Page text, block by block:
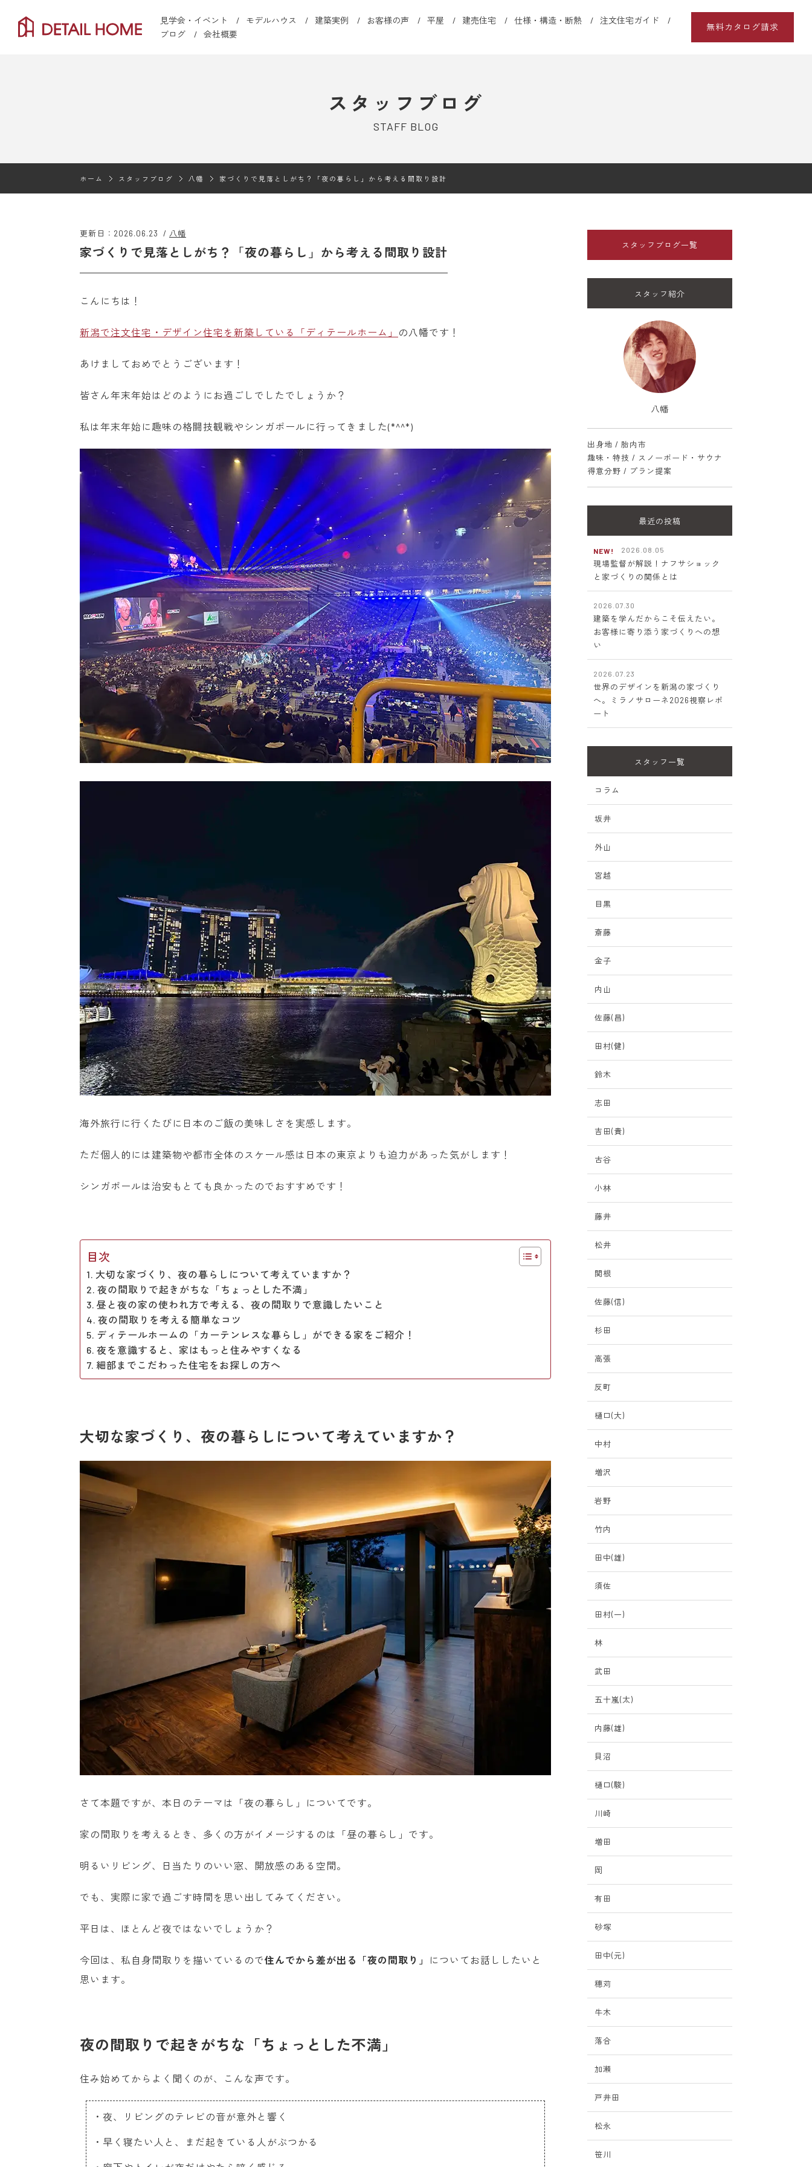
見学会・イベント モデルハウス 建築実例 お客様の声 平屋 建売住宅 仕様・構造・断熱
注文住宅ガイド
ブログ
会社概要
無料カタログ請求
スタッフブログ
STAFF BLOG
ホーム スタッフブログ 八幡 家づくりで見落としがち？「夜の暮らし」から考える間取り設計
更新日：2026.06.23 / 八幡
家づくりで見落としがち？「夜の暮らし」から考える間取り設計
こんにちは！
新潟で注文住宅・デザイン住宅を新築している「ディテールホーム」 の八幡です！
あけましておめでとうございます！
皆さん年末年始はどのようにお過ごしでしたでしょうか？
私は年末年始に趣味の格闘技観戦やシンガポールに行ってきました(*^^*)
海外旅行に行くたびに日本のご飯の美味しさを実感します。
ただ個人的には建築物や都市全体のスケール感は日本の東京よりも迫力があった気がします！
シンガポールは治安もとても良かったのでおすすめです！
目次
大切な家づくり、夜の暮らしについて考えていますか？
夜の間取りで起きがちな「ちょっとした不満」
昼と夜の家の使われ方で考える、夜の間取りで意識したいこと
夜の間取りを考える簡単なコツ
ディテールホームの「カーテンレスな暮らし」ができる家をご紹介！
夜を意識すると、家はもっと住みやすくなる
細部までこだわった住宅をお探しの方へ
大切な家づくり、夜の暮らしについて考えていますか？
さて本題ですが、本日のテーマは「夜の暮らし」についてです。
家の間取りを考えるとき、多くの方がイメージするのは「昼の暮らし」です。
明るいリビング、日当たりのいい窓、開放感のある空間。
でも、実際に家で過ごす時間を思い出してみてください。
平日は、ほとんど夜ではないでしょうか？
今回は、私自身間取りを描いているので住んでから差が出る「夜の間取り」
についてお話ししたいと
思います。
夜の間取りで起きがちな「ちょっとした不満」
住み始めてからよく聞くのが、こんな声です。
・夜、リビングのテレビの音が意外と響く
・早く寝たい人と、まだ起きている人がぶつかる
スタッフブログ一覧
スタッフ紹介
八幡
出身地 / 胎内市
趣味・特技 / スノーボード・サウナ
得意分野 / プラン提案
最近の投稿
NEW! 2026.08.05
現場監督が解説！ナフサショック
と家づくりの関係とは
2026.07.30
建築を学んだからこそ伝えたい。
お客様に寄り添う家づくりへの想
い
2026.07.23
世界のデザインを新潟の家づくり
へ。ミラノサローネ2026視察レポ
ート
スタッフ一覧
コラム
坂井
外山
宮越
目黒
斎藤
金子
内山
佐藤(昌)
田村(健)
鈴木
志田
吉田(貴)
古谷
小林
藤井
松井
関根
佐藤(信)
杉田
高張
反町
樋口(大)
中村
増沢
岩野
竹内
田中(雄)
須佐
田村(一)
林
武田
五十嵐(太)
内藤(雄)
貝沼
樋口(駿)
川崎
増田
岡
有田
砂塚
田中(元)
穗苅
牛木
落合
加瀬
戸井田
松永
笹川